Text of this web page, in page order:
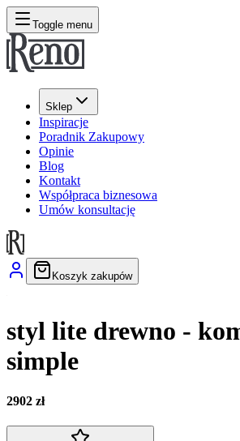
Toggle menu
Sklep
Inspiracje
Poradnik Zakupowy
Opinie
Blog
Kontakt
Współpraca biznesowa
Umów konsultację
Koszyk zakupów
styl lite drewno -
simple
2902 zł